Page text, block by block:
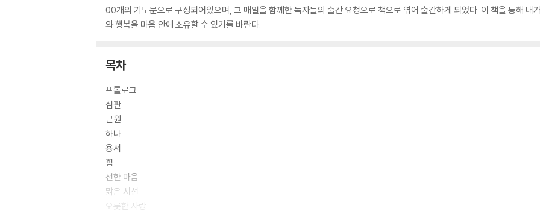
00개의 기도문으로 구성되어있으며, 그 매일을 함께한 독자들의 출간 요청으로 책으로 엮어 출간하게 되었다. 이 책을 통해 내
와 행복을 마음 안에 소유할 수 있기를 바란다.
목차
프롤로그
심판
근원
하나
용서
힘
선한 마음
맑은 시선
오롯한 사랑